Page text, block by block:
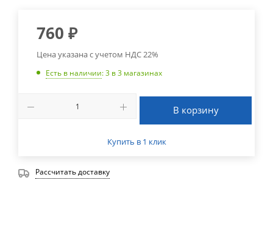
760 ₽
Цена указана с учетом НДС 22%
Есть в наличии: 3 в 3 магазинах
В корзину
Купить в 1 клик
Рассчитать доставку